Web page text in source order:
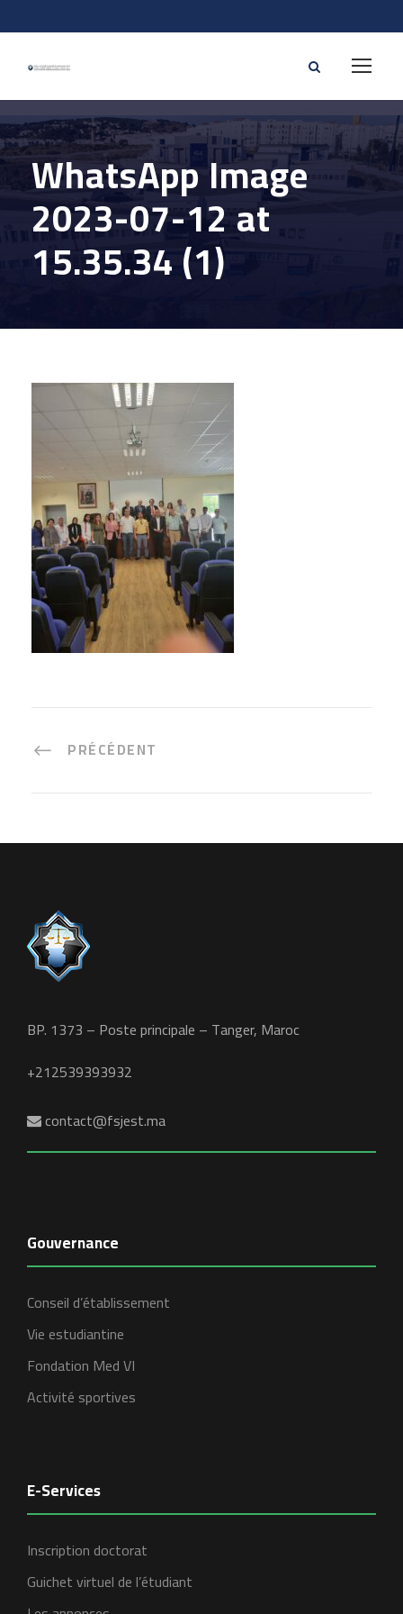
WhatsApp Image
2023-07-12 at
15.35.34 (1)
PRÉCÉDENT
BP. 1373 – Poste principale – Tanger, Maroc
+212539393932
contact@fsjest.ma
Gouvernance
Conseil d’établissement
Vie estudiantine
Fondation Med VI
Activité sportives
E-Services
Inscription doctorat
Guichet virtuel de l’étudiant